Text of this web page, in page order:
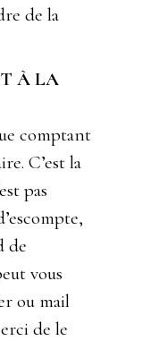
de la
À LA
comptant
C’est la
pas
de
vous
ou mail
de le